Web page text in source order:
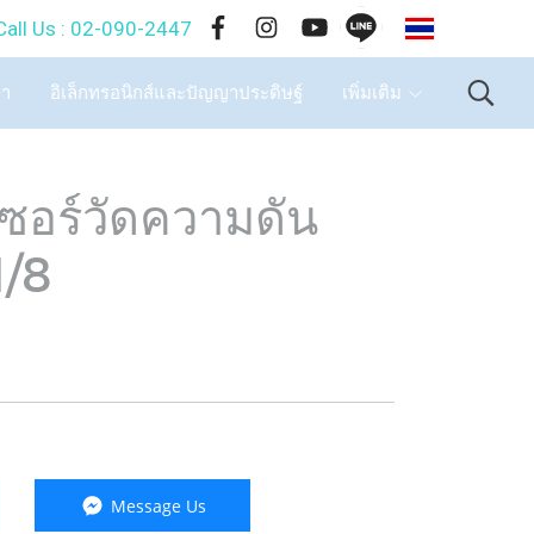
2447
อิเล็กทรอนิกส์และปัญญาประดิษฐ์ เพิ่มเติม
อร์วัดความดัน
8
Message Us